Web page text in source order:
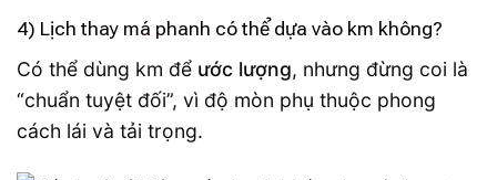
4) Lịch thay má phanh có thể dựa vào km không?
Có thể dùng km để ước lượng, nhưng đừng coi là
“chuẩn tuyệt đối”, vì độ mòn phụ thuộc phong
cách lái và tải trọng.